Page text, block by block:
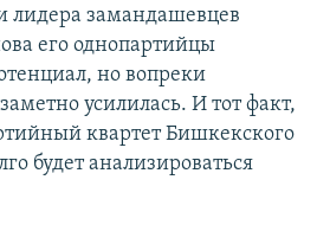
лидера замандашевцев
его однопартийцы
но вопреки
усилилась. И тот факт,
квартет Бишкекского
будет анализироваться